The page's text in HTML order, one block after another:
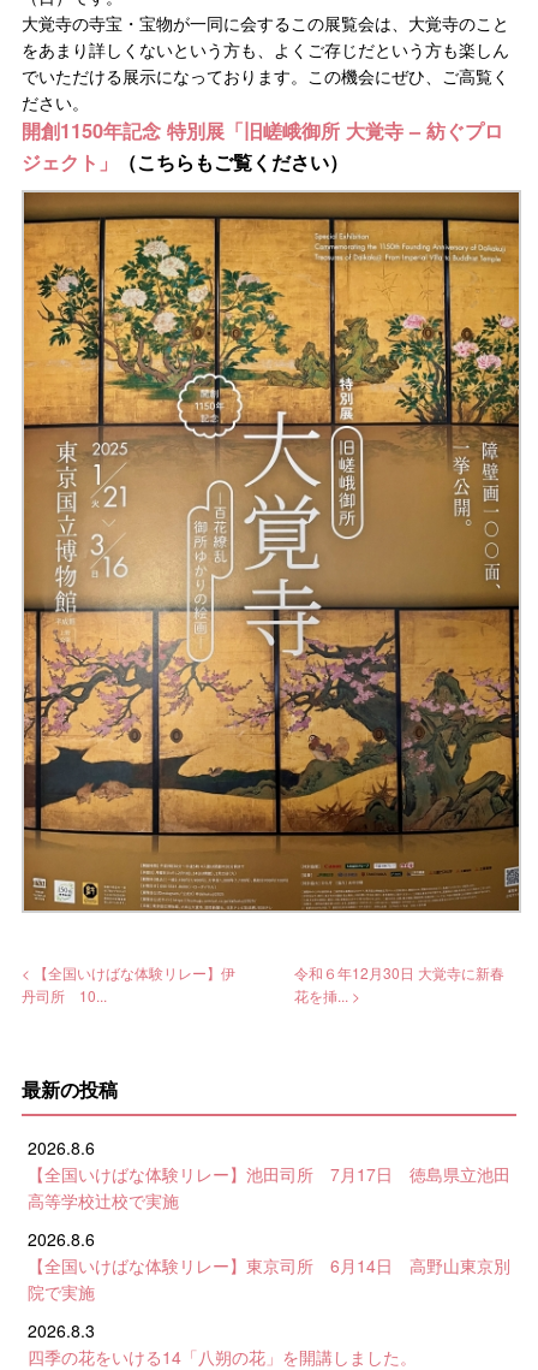
大覚寺の寺宝・宝物が一同に会するこの展覧会は、大覚寺のこと
をあまり詳しくないという方も、よくご存じだという方も楽しん
でいただける展示になっております。この機会にぜひ、ご高覧く
ださい。
開創1150年記念 特別展「旧嵯峨御所 大覚寺 – 紡ぐプロ
ジェクト」
（こちらもご覧ください）
< 【全国いけばな体験リレー】伊
丹司所 10...
令和６年12月30日 大覚寺に新春
花を挿... >
最新の投稿
2026.8.6
【全国いけばな体験リレー】池田司所 7月17日 徳島県立池田
高等学校辻校で実施
2026.8.6
【全国いけばな体験リレー】東京司所 6月14日 高野山東京別
院で実施
2026.8.3
四季の花をいける14「八朔の花」を開講しました。